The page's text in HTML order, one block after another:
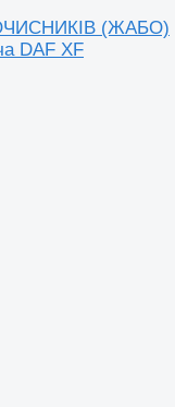
(ЖАБО)
DAF XF